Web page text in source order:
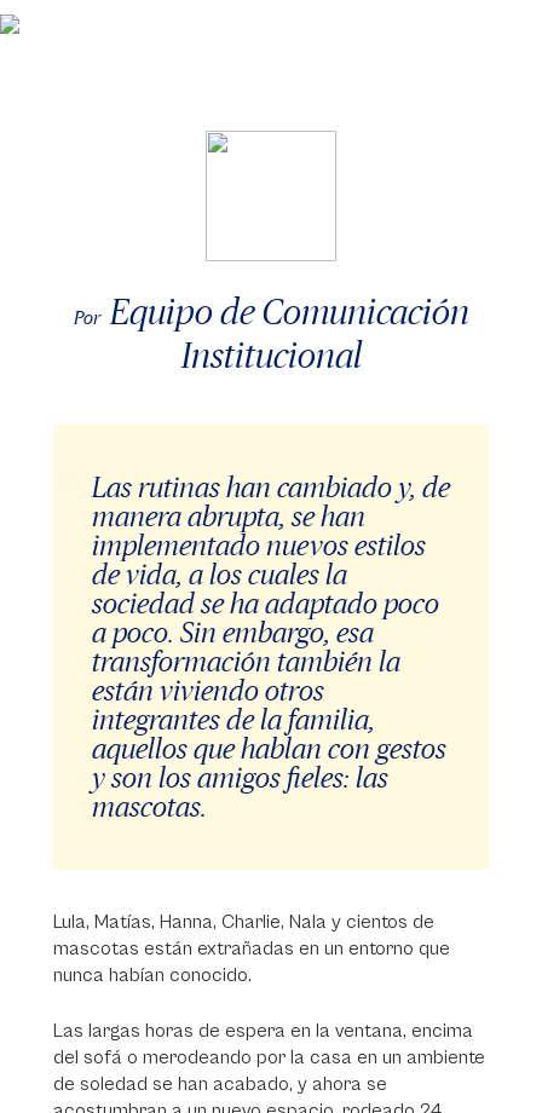
Por Equipo de Comunicación
Institucional
Las rutinas han cambiado y, de
manera abrupta, se han
implementado nuevos estilos
de vida, a los cuales la
sociedad se ha adaptado poco
a poco. Sin embargo, esa
transformación también la
están viviendo otros
integrantes de la familia,
aquellos que hablan con gestos
y son los amigos fieles: las
mascotas.
Lula, Matías, Hanna, Charlie, Nala y cientos de
mascotas están extrañadas en un entorno que
nunca habían conocido.
Las largas horas de espera en la ventana, encima
del sofá o merodeando por la casa en un ambiente
de soledad se han acabado, y ahora se